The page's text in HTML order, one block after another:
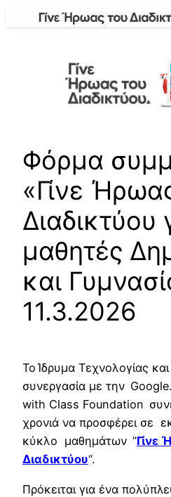
Φόρμα
«Γίνε
Διαδικτύου
μαθητές
και
11.3.2026
Το Ίδρυμα Τεχνολογίας
συνεργασία με την
with Class Foundation
χρονιά να προσφέρει σε
κύκλο μαθημάτων ”Γίνε
Διαδικτύου“.
Πρόκειται για ένα